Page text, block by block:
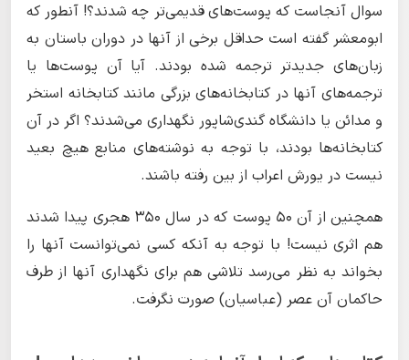
سوال آنجاست که پوست‌های قدیمی‌تر چه شدند؟! آنطور که
ابومعشر گفته است حداقل برخی از آنها در دوران باستان به
زبان‌های جدیدتر ترجمه شده بودند. آیا آن پوست‌ها یا
ترجمه‌های آنها در کتابخانه‌های بزرگی مانند کتابخانه استخر
و مدائن یا دانشگاه گندی‌شاپور نگهداری می‌شدند؟ اگر در آن
کتابخانه‌ها بودند، با توجه به نوشته‌های منابع هیچ بعید
نیست در یورش اعراب از بین رفته باشند.
همچنین از آن ۵۰ پوست که در سال ۳۵۰ هجری پیدا شدند
هم اثری نیست! با توجه به آنکه کسی نمی‌توانست آنها را
بخواند به نظر می‌رسد تلاشی هم برای نگهداری آنها از طرف
حاکمان آن عصر (عباسیان) صورت نگرفت.